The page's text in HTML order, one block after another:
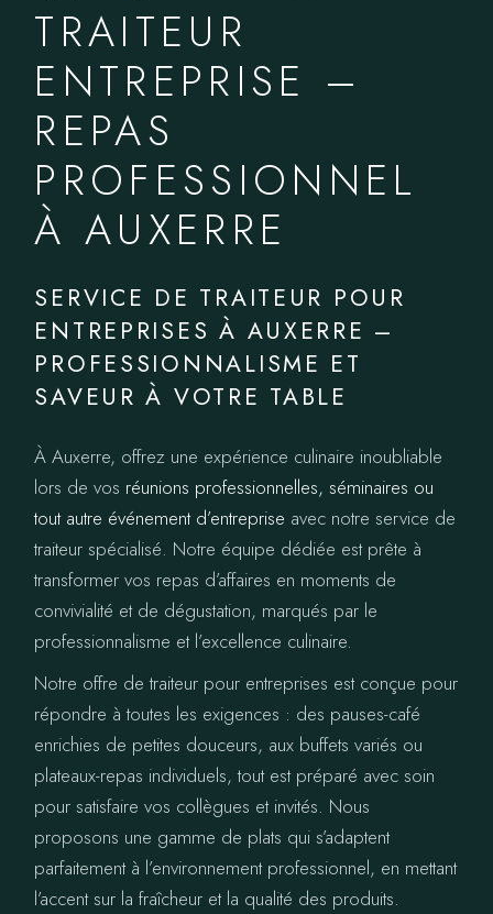
TRAITEUR
ENTREPRISE –
REPAS
PROFESSIONNEL
À AUXERRE
SERVICE DE TRAITEUR POUR
ENTREPRISES À AUXERRE –
PROFESSIONNALISME ET
SAVEUR À VOTRE TABLE
À Auxerre, offrez une expérience culinaire inoubliable
lors de vos réunions professionnelles, séminaires ou
tout autre événement d’entreprise avec notre service de
traiteur spécialisé. Notre équipe dédiée est prête à
transformer vos repas d’affaires en moments de
convivialité et de dégustation, marqués par le
professionnalisme et l’excellence culinaire.
Notre offre de traiteur pour entreprises est conçue pour
répondre à toutes les exigences : des pauses-café
enrichies de petites douceurs, aux buffets variés ou
plateaux-repas individuels, tout est préparé avec soin
pour satisfaire vos collègues et invités. Nous
proposons une gamme de plats qui s’adaptent
parfaitement à l’environnement professionnel, en mettant
l’accent sur la fraîcheur et la qualité des produits.